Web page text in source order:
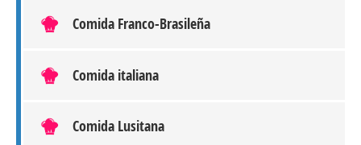
Comida Franco-Brasileña
Comida italiana
Comida Lusitana